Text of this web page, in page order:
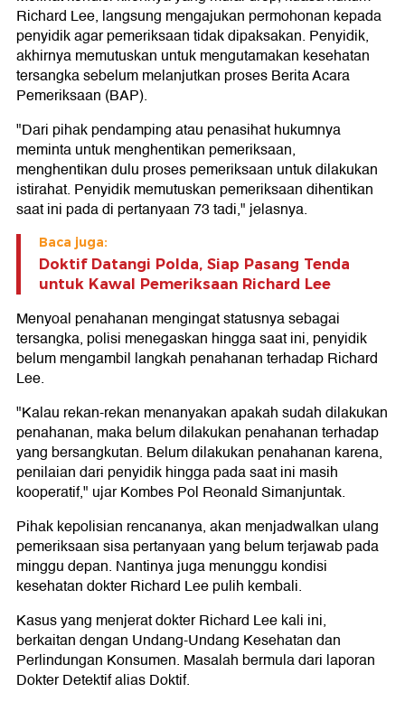
Richard Lee, langsung mengajukan permohonan kepada
penyidik agar pemeriksaan tidak dipaksakan. Penyidik,
akhirnya memutuskan untuk mengutamakan kesehatan
tersangka sebelum melanjutkan proses Berita Acara
Pemeriksaan (BAP).
"Dari pihak pendamping atau penasihat hukumnya
meminta untuk menghentikan pemeriksaan,
menghentikan dulu proses pemeriksaan untuk dilakukan
istirahat. Penyidik memutuskan pemeriksaan dihentikan
saat ini pada di pertanyaan 73 tadi," jelasnya.
Baca juga:
Doktif Datangi Polda, Siap Pasang Tenda
untuk Kawal Pemeriksaan Richard Lee
Menyoal penahanan mengingat statusnya sebagai
tersangka, polisi menegaskan hingga saat ini, penyidik
belum mengambil langkah penahanan terhadap Richard
Lee.
"Kalau rekan-rekan menanyakan apakah sudah dilakukan
penahanan, maka belum dilakukan penahanan terhadap
yang bersangkutan. Belum dilakukan penahanan karena,
penilaian dari penyidik hingga pada saat ini masih
kooperatif," ujar Kombes Pol Reonald Simanjuntak.
Pihak kepolisian rencananya, akan menjadwalkan ulang
pemeriksaan sisa pertanyaan yang belum terjawab pada
minggu depan. Nantinya juga menunggu kondisi
kesehatan dokter Richard Lee pulih kembali.
Kasus yang menjerat dokter Richard Lee kali ini,
berkaitan dengan Undang-Undang Kesehatan dan
Perlindungan Konsumen. Masalah bermula dari laporan
Dokter Detektif alias Doktif.